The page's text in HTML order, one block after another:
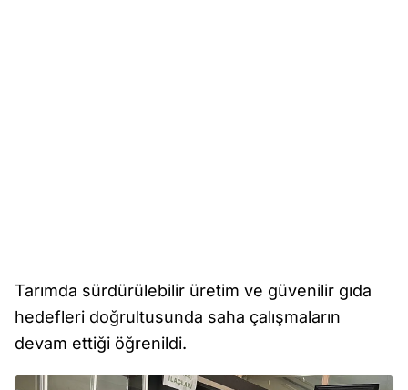
Tarımda sürdürülebilir üretim ve güvenilir gıda
hedefleri doğrultusunda saha çalışmaların
devam ettiği öğrenildi.